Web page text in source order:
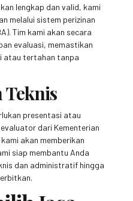
lengkap dan valid, kami
melalui sistem perizinan
Tim kami akan secara
evaluasi, memastikan
atau tertahan tanpa
presentasi atau
dari Kementerian
kami akan memberikan
siap membantu Anda
dan administratif hingga